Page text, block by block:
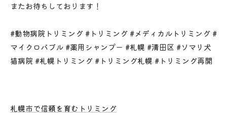
またお待ちしております！
#動物病院トリミング #トリミング #メディカルトリミング #
マイクロバブル #薬用シャンプー #札幌 #清田区 #ソマリ犬
猫病院 #札幌トリミング #トリミング札幌 #トリミング再開
札幌市で信頼を育むトリミング